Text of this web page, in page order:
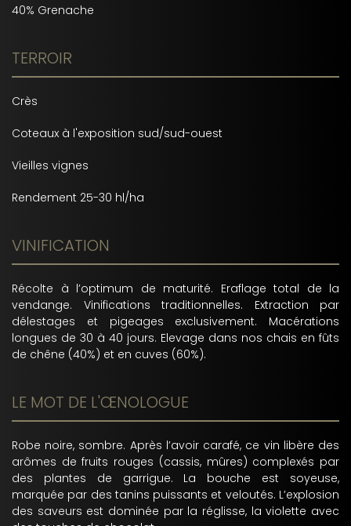
40% Grenache
TERROIR
Crès
Coteaux à l'exposition sud/sud-ouest
Vieilles vignes
Rendement 25-30 hl/ha
VINIFICATION
Récolte à l’optimum de maturité. Eraflage total de la
vendange. Vinifications traditionnelles. Extraction par
délestages et pigeages exclusivement. Macérations
longues de 30 à 40 jours. Elevage dans nos chais en fûts
de chêne (40%) et en cuves (60%).
LE MOT DE L'ŒNOLOGUE
Robe noire, sombre. Après l’avoir carafé, ce vin libère des
arômes de fruits rouges (cassis, mûres) complexés par
des plantes de garrigue. La bouche est soyeuse,
marquée par des tanins puissants et veloutés. L’explosion
des saveurs est dominée par la réglisse, la violette avec